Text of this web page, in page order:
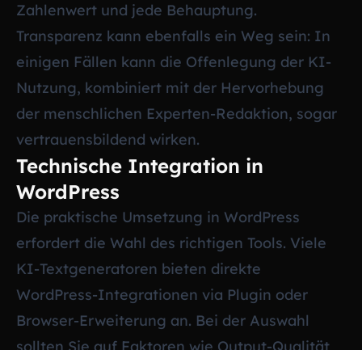
Zahlenwert und jede Behauptung.
Transparenz kann ebenfalls ein Weg sein: In
einigen Fällen kann die Offenlegung der KI-
Nutzung, kombiniert mit der Hervorhebung
der menschlichen Experten-Redaktion, sogar
vertrauensbildend wirken.
Technische Integration in
WordPress
Die praktische Umsetzung in WordPress
erfordert die Wahl des richtigen Tools. Viele
KI-Textgeneratoren bieten direkte
WordPress-Integrationen via Plugin oder
Browser-Erweiterung an. Bei der Auswahl